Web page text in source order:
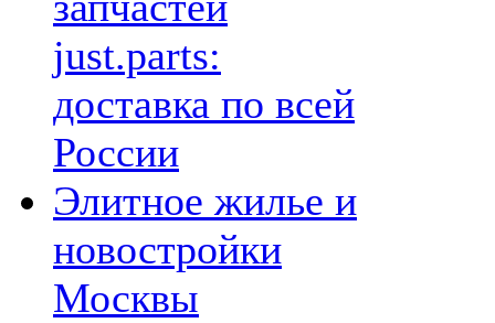
just.parts:
доставка по всей
России
Элитное жилье и
новостройки
Москвы